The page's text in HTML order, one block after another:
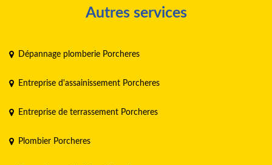
Autres services
Dépannage plomberie Porcheres
Entreprise d'assainissement Porcheres
Entreprise de terrassement Porcheres
Plombier Porcheres